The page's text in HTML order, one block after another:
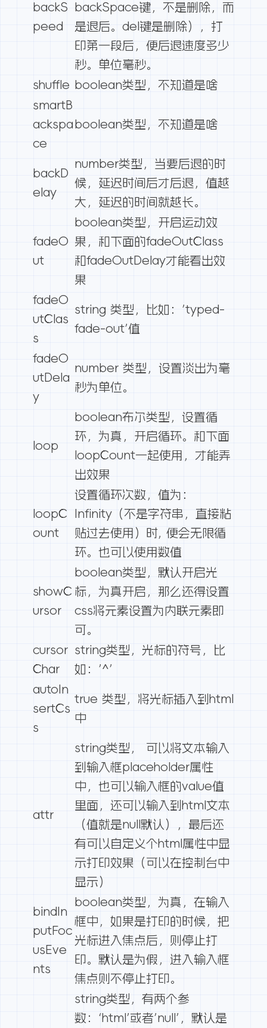
backS
peed
backSpace键，不是删除，而
是退后。del键是删除），打
印第一段后，便后退速度多少
秒。单位毫秒。
shuffle boolean类型，不知道是啥
smartB
ackspa
ce
boolean类型，不知道是啥
backD
elay
number类型，当要后退的时
候，延迟时间后才后退，值越
大，延迟的时间就越长。
fadeO
ut
boolean类型，开启运动效
果，和下面的fadeOutClass
和fadeOutDelay才能看出效
果
fadeO
utClas
s
string 类型，比如：’typed-
fade-out’值
fadeO
utDela
y
number 类型，设置淡出为毫
秒为单位。
loop
boolean布尔类型，设置循
环，为真，开启循环。和下面
loopCount一起使用，才能弄
出效果
loopC
ount
设置循环次数，值为：
Infinity（不是字符串，直接粘
贴过去使用）时, 便会无限循
环。也可以使用数值
showC
ursor
boolean类型，默认开启光
标，为真开启，那么还得设置
css将元素设置为内联元素即
可。
cursor
Char
string类型，光标的符号，比
如：’^’
autoIn
sertCs
s
true 类型，将光标插入到html
中
attr
string类型， 可以将文本输入
到输入框placeholder属性
中，也可以输入框的value值
里面，还可以输入到html文本
（值就是null默认），最后还
有可以自定义个html属性中显
示打印效果（可以在控制台中
显示）
bindIn
putFoc
usEve
nts
boolean类型，为真，在输入
框中，如果是打印的时候，把
光标进入焦点后，则停止打
印。默认是为假，进入输入框
焦点则不停止打印。
string类型，有两个参
数：‘html’或者’null’，默认是